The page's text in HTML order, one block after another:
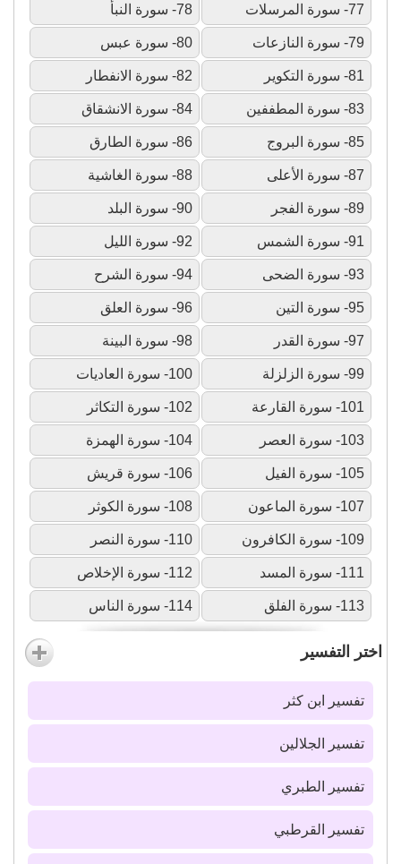
77- سورة المرسلات 78- سورة النبأ
79- سورة النازعات 80- سورة عبس
81- سورة التكوير 82- سورة الانفطار
83- سورة المطففين 84- سورة الانشقاق
85- سورة البروج 86- سورة الطارق
87- سورة الأعلى 88- سورة الغاشية
89- سورة الفجر 90- سورة البلد
91- سورة الشمس 92- سورة الليل
93- سورة الضحى 94- سورة الشرح
95- سورة التين 96- سورة العلق
97- سورة القدر 98- سورة البينة
99- سورة الزلزلة 100- سورة العاديات
101- سورة القارعة 102- سورة التكاثر
103- سورة العصر 104- سورة الهمزة
105- سورة الفيل 106- سورة قريش
107- سورة الماعون 108- سورة الكوثر
109- سورة الكافرون 110- سورة النصر
111- سورة المسد 112- سورة الإخلاص
113- سورة الفلق 114- سورة الناس
اختر التفسير
تفسير ابن كثر
تفسير الجلالين
تفسير الطبري
تفسير القرطبي